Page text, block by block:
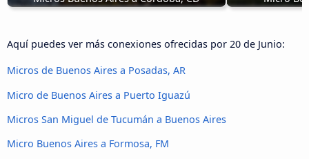
Aquí puedes ver más conexiones ofrecidas por 20 de Junio:
Micros de Buenos Aires a Posadas, AR
Micro de Buenos Aires a Puerto Iguazú
Micros San Miguel de Tucumán a Buenos Aires
Micro Buenos Aires a Formosa, FM